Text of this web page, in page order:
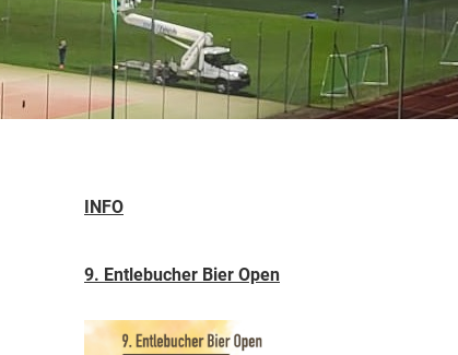
INFO
9. Entlebucher Bier Open